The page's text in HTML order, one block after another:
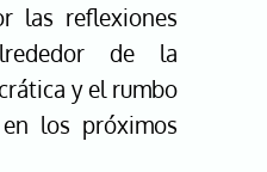
las reflexiones
de la
y el rumbo
los próximos